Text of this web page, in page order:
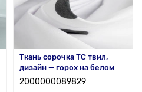
Ткань сорочка ТС твил,
дизайн — горох на белом
2000000089829